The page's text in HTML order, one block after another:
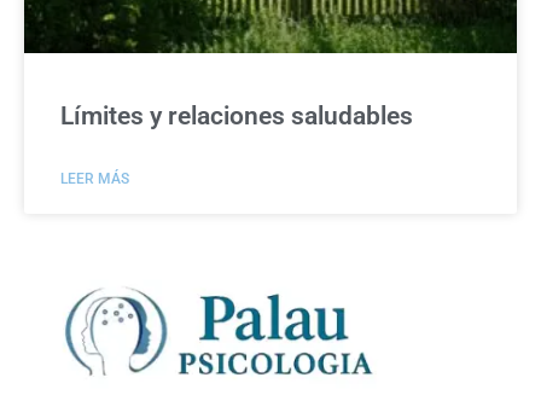
Límites y relaciones saludables
LEER MÁS